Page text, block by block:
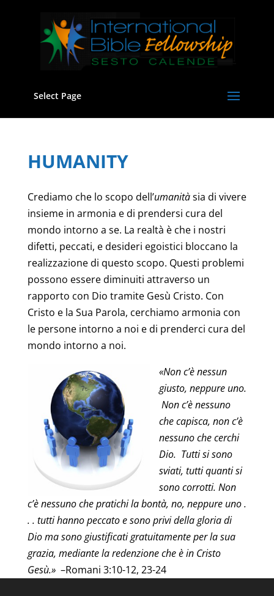
Select Page
HUMANITY
Crediamo che lo scopo dell’umanitàsia di vivere
insieme in armonia e di prendersi cura del
mondo intorno a se. La realtà è che i nostri
difetti, peccati, e desideri egoistici bloccano la
realizzazione di questo scopo. Questi problemi
possono essere diminuiti attraverso un
rapporto con Dio tramite Gesù Cristo. Con
Cristo e la Sua Parola, cerchiamo armonia con
le persone intorno a noi e di prenderci cura del
mondo intorno a noi.
«Non c’è nessun
giusto, neppure uno.
Non c’è nessuno
che capisca, non c’è
nessuno che cerchi
Dio. Tutti si sono
sviati, tutti quanti si
sono corrotti. Non
c’è nessuno che pratichi la bontà, no, neppure uno .
. . tutti hanno peccato e sono privi della gloria di
Dio ma sono giustificati gratuitamente per la sua
grazia, mediante la redenzione che è in Cristo
Gesù.»–Romani 3:10-12, 23-24